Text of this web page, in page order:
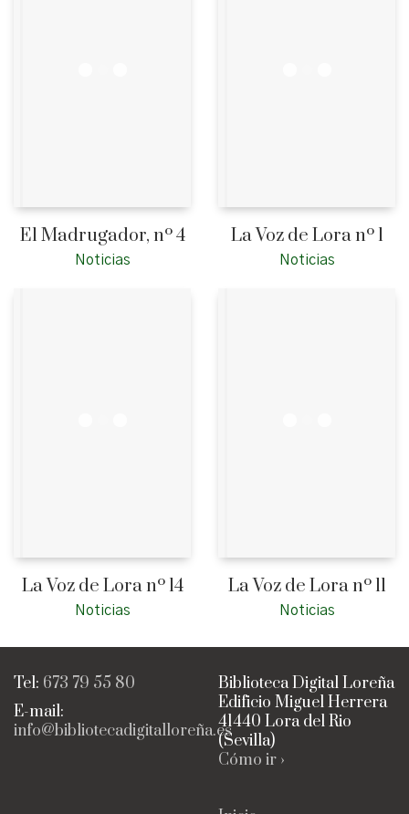
El Madrugador, nº 4
Noticias
La Voz de Lora nº 1
Noticias
La Voz de Lora nº 14
Noticias
La Voz de Lora nº 11
Noticias
Tel: 673 79 55 80
E-mail:
info@bibliotecadigitalloreña.es
Biblioteca Digital Loreña
Edificio Miguel Herrera
41440 Lora del Rio
(Sevilla)
Cómo ir ›